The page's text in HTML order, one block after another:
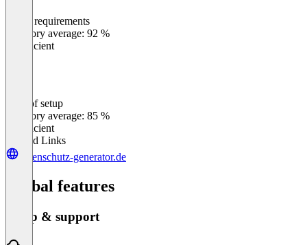
Meets requirements
Category average: 92 %
Insufficient
Ease of setup
Category average: 85 %
Insufficient
Related Links
datenschutz-generator.de
Global features
Setup & support